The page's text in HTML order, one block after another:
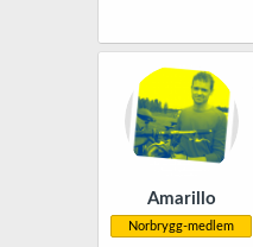
Amarillo
Norbrygg-medlem